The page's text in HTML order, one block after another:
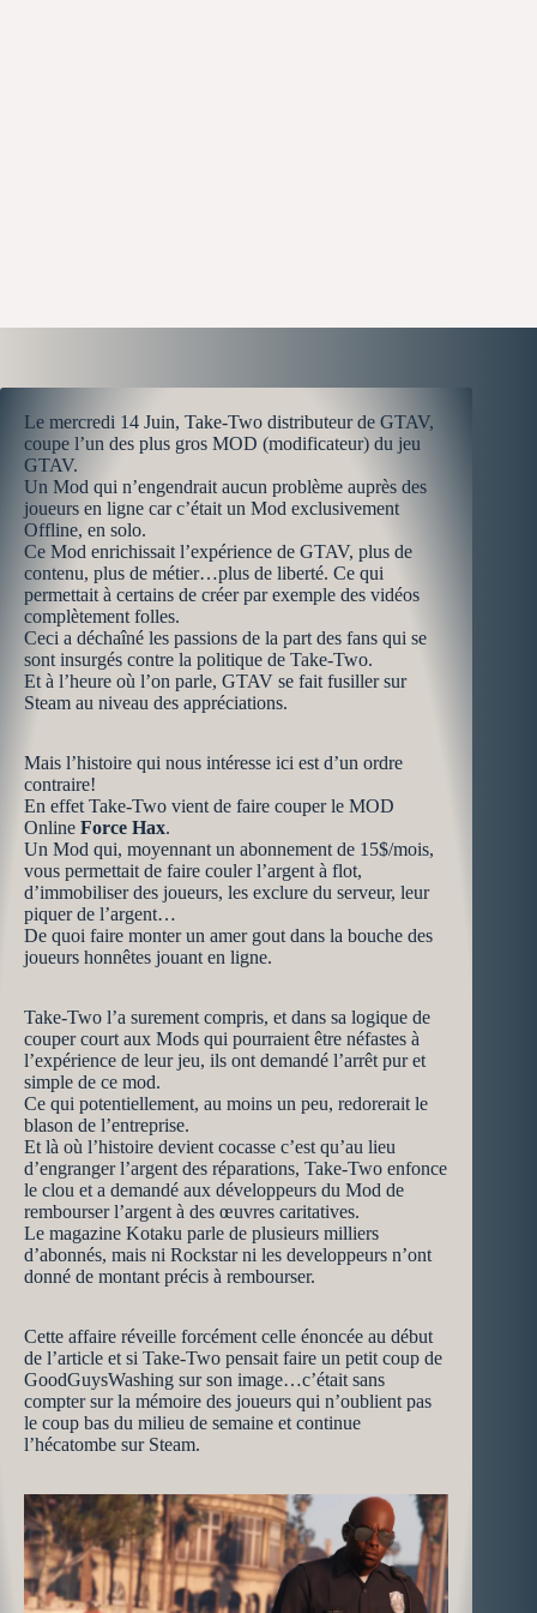
Le mercredi 14 Juin, Take-Two distributeur de GTAV,
coupe l’un des plus gros MOD (modificateur) du jeu
GTAV.
Un Mod qui n’engendrait aucun problème auprès des
joueurs en ligne car c’était un Mod exclusivement
Offline, en solo.
Ce Mod enrichissait l’expérience de GTAV, plus de
contenu, plus de métier…plus de liberté. Ce qui
permettait à certains de créer par exemple des vidéos
complètement folles.
Ceci a déchaîné les passions de la part des fans qui se
sont insurgés contre la politique de Take-Two.
Et à l’heure où l’on parle, GTAV se fait fusiller sur
Steam au niveau des appréciations.
Mais l’histoire qui nous intéresse ici est d’un ordre
contraire!
En effet Take-Two vient de faire couper le MOD
Online Force Hax.
Un Mod qui, moyennant un abonnement de 15$/mois,
vous permettait de faire couler l’argent à flot,
d’immobiliser des joueurs, les exclure du serveur, leur
piquer de l’argent…
De quoi faire monter un amer gout dans la bouche des
joueurs honnêtes jouant en ligne.
Take-Two l’a surement compris, et dans sa logique de
couper court aux Mods qui pourraient être néfastes à
l’expérience de leur jeu, ils ont demandé l’arrêt pur et
simple de ce mod.
Ce qui potentiellement, au moins un peu, redorerait le
blason de l’entreprise.
Et là où l’histoire devient cocasse c’est qu’au lieu
d’engranger l’argent des réparations, Take-Two enfonce
le clou et a demandé aux développeurs du Mod de
rembourser l’argent à des œuvres caritatives.
Le magazine Kotaku parle de plusieurs milliers
d’abonnés, mais ni Rockstar ni les developpeurs n’ont
donné de montant précis à rembourser.
Cette affaire réveille forcément celle énoncée au début
de l’article et si Take-Two pensait faire un petit coup de
GoodGuysWashing sur son image…c’était sans
compter sur la mémoire des joueurs qui n’oublient pas
le coup bas du milieu de semaine et continue
l’hécatombe sur Steam.